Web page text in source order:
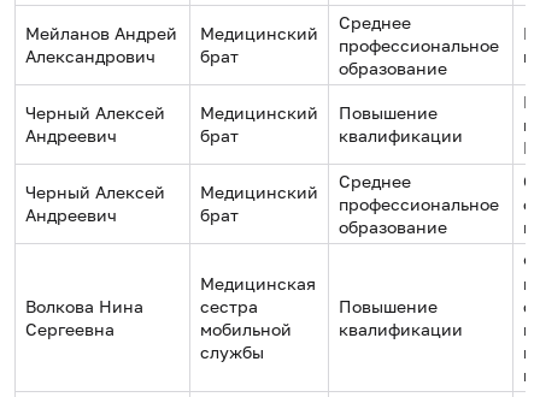
Мейланов Андрей
Александрович
Медицинский
брат
Среднее
профессиональное
образование
Черный Алексей
Андреевич
Медицинский
брат
Повышение
квалификации
Черный Алексей
Андреевич
Медицинский
брат
Среднее
профессиональное
образование
Волкова Нина
Сергеевна
Медицинская
сестра
мобильной
службы
Повышение
квалификации